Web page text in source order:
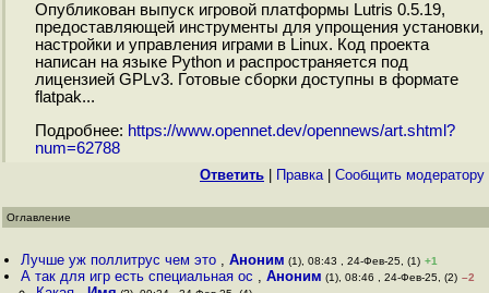
Опубликован выпуск игровой платформы Lutris 0.5.19,
предоставляющей инструменты для упрощения установки,
настройки и управления играми в Linux. Код проекта
написан на языке Python и распространяется под
лицензией GPLv3. Готовые сборки доступны в формате
flatpak...
Подробнее: https://www.opennet.dev/opennews/art.shtml?
num=62788
Ответить Правка| Cообщить модератору
Оглавление
Лучше уж поллитрус чем это ,Аноним (1), 08:43 , 24-Фев-25, (1) +1
А так для игр есть специальная ос ,Аноним (1), 08:46 , 24-Фев-25, (2) –2